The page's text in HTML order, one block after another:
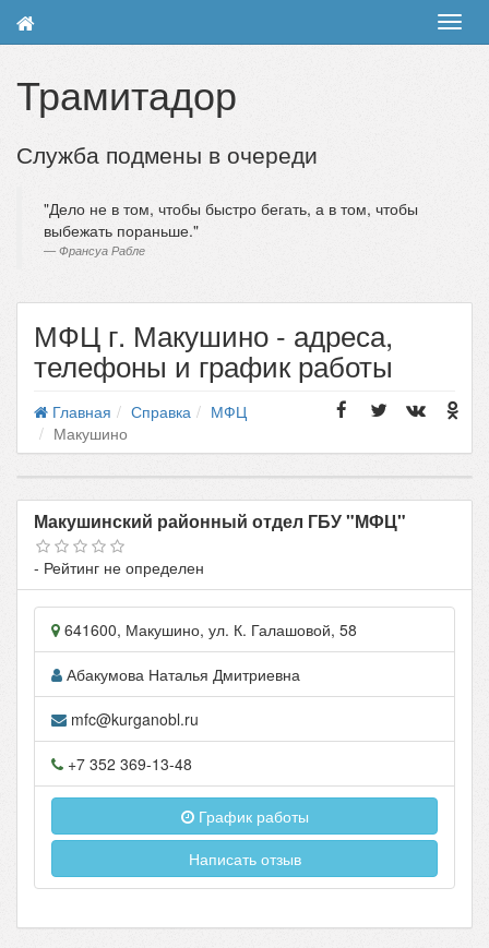
Трамитадор
Служба подмены в очереди
Дело не в том, чтобы быстро бегать, а в том, чтобы
выбежать пораньше.
Франсуа Рабле
МФЦ г. Макушино - адреса,
телефоны и график работы
Главная Справка
МФЦ
Макушино
Макушинский районный отдел ГБУ "МФЦ"
- Рейтинг не определен
641600, Макушино, ул. К. Галашовой, 58
Абакумова Наталья Дмитриевна
mfc@kurganobl.ru
+7 352 369-13-48
График работы
Написать отзыв